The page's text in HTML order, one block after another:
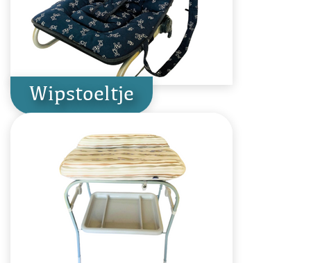
Wipstoeltje